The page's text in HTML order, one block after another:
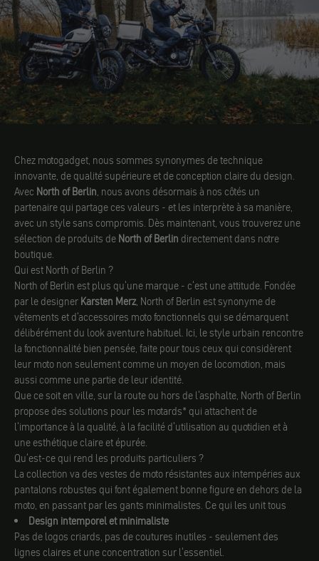
Chez motogadget, nous sommes synonymes de technique
innovante, de qualité supérieure et de conception claire du design.
Avec North of Berlin, nous avons désormais à nos côtés un
partenaire qui partage ces valeurs - et les interprète à sa manière,
avec un style sans compromis. Dès maintenant, vous trouverez une
sélection de produits de North of Berlin directement dans notre
boutique.
Qui est North of Berlin ?
North of Berlin est plus qu'une marque - c'est une attitude. Fondée
par le designer Karsten Merz, North of Berlin est synonyme de
vêtements et d'accessoires moto fonctionnels qui se démarquent
délibérément du look aventure habituel. Ici, le style urbain rencontre
la fonctionnalité bien pensée, faite pour tous ceux qui considèrent
leur moto non seulement comme un moyen de locomotion, mais
aussi comme une partie de leur identité.
Que ce soit en ville, sur la route ou hors de l'asphalte, North of Berlin
propose des solutions pour les motards* qui attachent de
l'importance à la qualité, à la facilité d'utilisation au quotidien et à
une esthétique claire et épurée.
Qu'est-ce qui rend les produits particuliers ?
La collection va des vestes de moto résistantes aux intempéries aux
pantalons robustes qui font également bonne figure en dehors de la
moto, en passant par les gants minimalistes. Ce qui les unit tous
Design intemporel et minimaliste
Pas de logos criards, pas de coutures inutiles - seulement des
lignes claires et une concentration sur l'essentiel.